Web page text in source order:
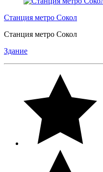
Станция метро Сокол
Станция метро Сокол
Здание